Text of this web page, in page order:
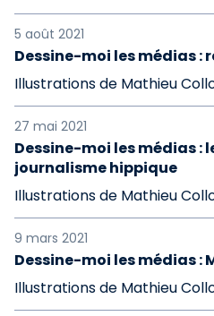
5 août 2021
Dessine-moi les médias :
Illustrations de Mathieu
27 mai 2021
Dessine-moi les médias :
journalisme hippique
Illustrations de Mathieu
9 mars 2021
Dessine-moi les médias :
Illustrations de Mathieu